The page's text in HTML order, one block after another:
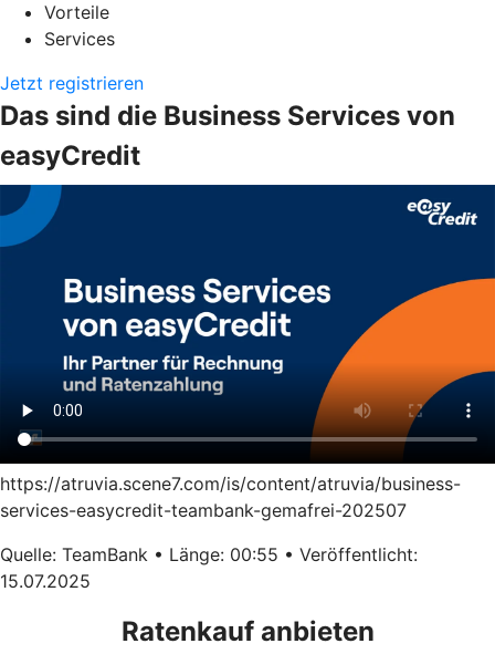
Vorteile
Services
Jetzt registrieren
Das sind die Business Services von
easyCredit
https://atruvia.scene7.com/is/content/atruvia/business-
services-easycredit-teambank-gemafrei-202507
Quelle: TeamBank • Länge: 00:55 • Veröffentlicht:
15.07.2025
Ratenkauf anbieten